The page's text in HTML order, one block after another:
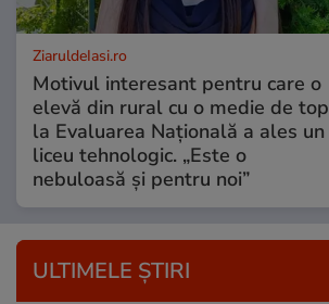
ZiaruldeIasi.ro
Motivul interesant pentru care o
elevă din rural cu o medie de top
la Evaluarea Națională a ales un
liceu tehnologic. „Este o
nebuloasă și pentru noi”
ULTIMELE ȘTIRI